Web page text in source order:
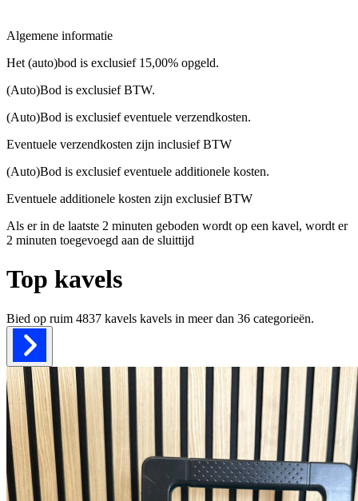
Algemene informatie
Het (auto)bod is exclusief 15,00% opgeld.
(Auto)Bod is exclusief BTW.
(Auto)Bod is exclusief eventuele verzendkosten.
Eventuele verzendkosten zijn inclusief BTW
(Auto)Bod is exclusief eventuele additionele kosten.
Eventuele additionele kosten zijn exclusief BTW
Als er in de laatste 2 minuten geboden wordt op een kavel, wordt er
2 minuten toegevoegd aan de sluittijd
Top kavels
Bied op ruim 4837 kavels kavels in meer dan 36 categorieën.